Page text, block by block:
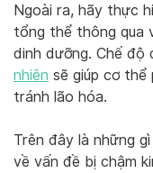
Ngoài ra, hãy thực
tổng thể thông qua
dinh dưỡng. Chế độ
nhiên sẽ giúp cơ
tránh lão hóa.
Trên đây là những
về vấn đề bị chậm